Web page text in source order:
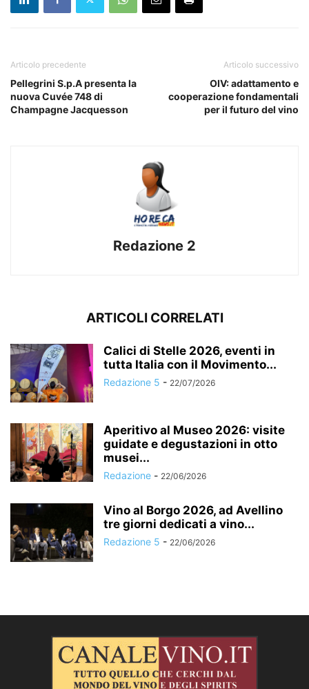
Articolo precedente
Pellegrini S.p.A presenta la
nuova Cuvée 748 di
Champagne Jacquesson
Articolo successivo
OIV: adattamento e
cooperazione fondamentali
per il futuro del vino
Redazione 2
ARTICOLI CORRELATI
Calici di Stelle 2026, eventi in
tutta Italia con il Movimento...
Redazione 5 - 22/07/2026
Aperitivo al Museo 2026: visite
guidate e degustazioni in otto
musei...
Redazione - 22/06/2026
Vino al Borgo 2026, ad Avellino
tre giorni dedicati a vino...
Redazione 5 - 22/06/2026